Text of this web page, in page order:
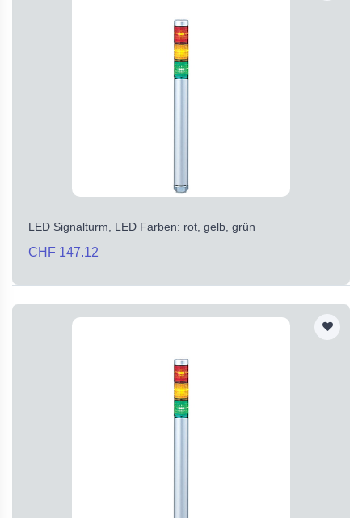
LED Signalturm, LED Farben: rot, gelb, grün
CHF 147.12